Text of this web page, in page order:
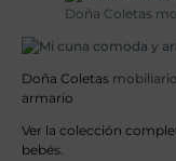
Doña Coletas
Doña Coletas
armario
Ver la colección
bebés.